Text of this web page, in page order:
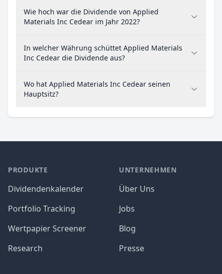
Wie hoch war die Dividende von Applied
Materials Inc Cedear im Jahr 2022?
In welcher Währung schüttet Applied Materials
Inc Cedear die Dividende aus?
Wo hat Applied Materials Inc Cedear seinen
Hauptsitz?
PRODUKTE
Dividendenkalender
Portfolio Tracking
Wertpapier Screener
Research
UNTERNEHMEN
Über Uns
Jobs
Blog
Presse